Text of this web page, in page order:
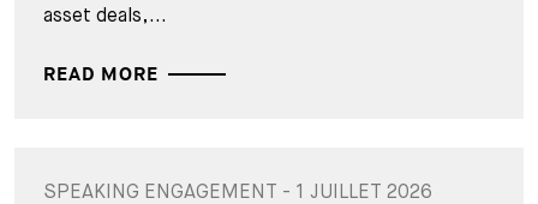
asset deals,...
READ MORE
SPEAKING ENGAGEMENT - 1 JUILLET 2026